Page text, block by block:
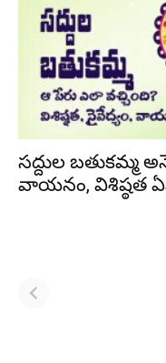
సద్దుల బతుకమ్మ
వాయనం, విశిష్ఠత
పితృదేవతల